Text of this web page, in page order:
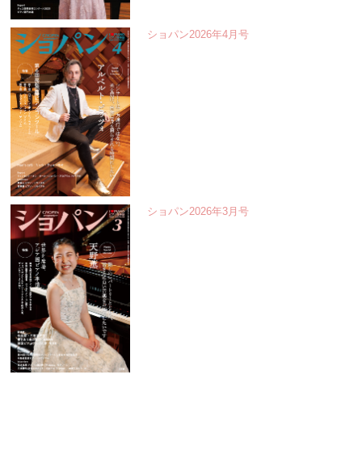
ショパン2026年4月号
ショパン2026年3月号